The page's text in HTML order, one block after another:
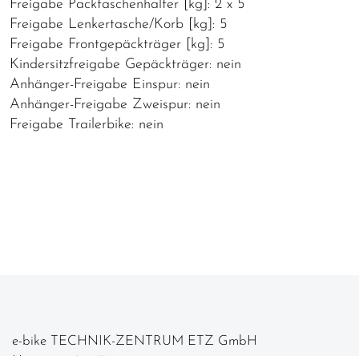
Freigabe Packtaschenhalter [kg]: 2 x 5
Freigabe Lenkertasche/Korb [kg]: 5
Freigabe Frontgepäckträger [kg]: 5
Kindersitzfreigabe Gepäckträger: nein
Anhänger-Freigabe Einspur: nein
Anhänger-Freigabe Zweispur: nein
Freigabe Trailerbike: nein
e-bike TECHNIK-ZENTRUM ETZ GmbH